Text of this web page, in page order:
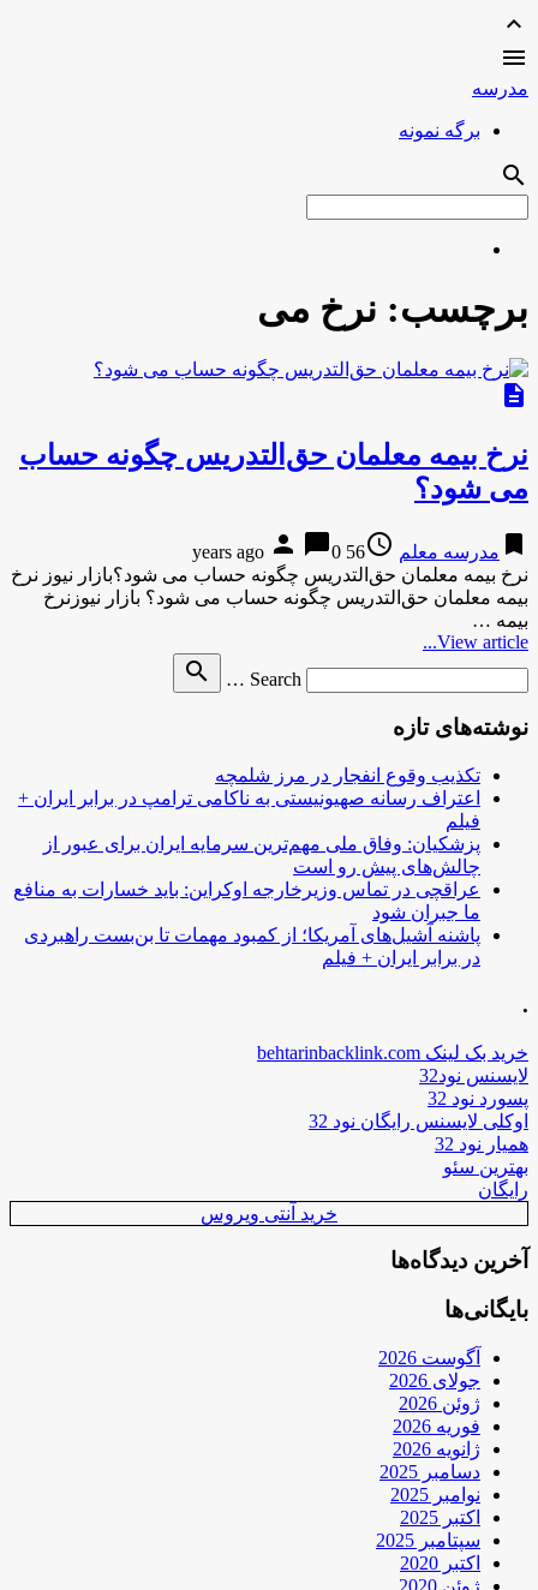
expand_less

مدرسه
برگه نمونه
search
برچسب: نرخ می
description
نرخ بیمه معلمان حق‌التدریس چگونه حساب
می شود؟
bookmark مدرسه معلم access_time
56 years ago
person chat_bubble0
نرخ بیمه معلمان حق‌التدریس چگونه حساب می شود؟بازار نیوز نرخ
بیمه معلمان حق‌التدریس چگونه حساب می شود؟ بازار نیوزنرخ
بیمه …
View article...
Search …
search
نوشته‌های تازه
تکذیب وقوع انفجار در مرز شلمچه
اعتراف رسانه صهیونیستی به ناکامی ترامپ در برابر ایران +
فیلم
پزشکیان: وفاق ملی مهم‌ترین سرمایه ایران برای عبور از
چالش‌های پیش رو است
عراقچی در تماس وزیرخارجه اوکراین: باید خسارات به منافع
ما جبران شود
پاشنه آشیل‌های آمریکا؛ از کمبود مهمات تا بن‌بست راهبردی
در برابر ایران + فیلم
.
خرید بک لینک behtarinbacklink.com
لایسنس نود32
پسورد نود 32
اوکلی لایسنس رایگان نود 32
همیار نود 32
بهترین سئو
رایگان
خرید آنتی ویروس
آخرین دیدگاه‌ها
بایگانی‌ها
آگوست 2026
جولای 2026
ژوئن 2026
فوریه 2026
ژانویه 2026
دسامبر 2025
نوامبر 2025
اکتبر 2025
سپتامبر 2025
اکتبر 2020
ژوئن 2020